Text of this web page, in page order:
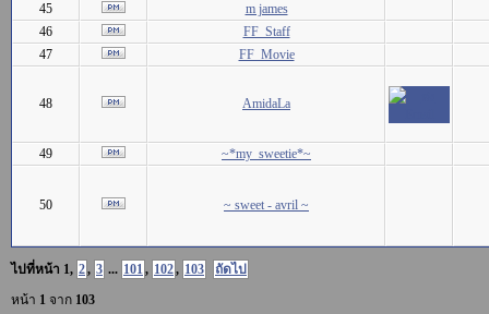
45
m james
46
FF_Staff
47
FF_Movie
48 AmidaLa
49 ~*my_sweetie*~
50 ~ sweet - avril ~
ไปที่หน้า 1, 2, 3 ... 101, 102, 103
ถัดไป
หน้า 1 จาก 103